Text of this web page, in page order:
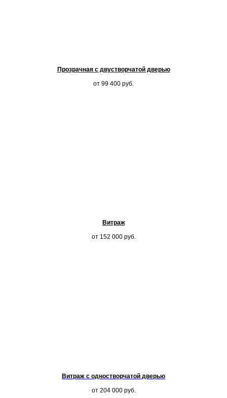
Прозрачная с двустворчатой дверью
от 99 400 руб.
Витраж
от 152 000 руб.
Витраж с одностворчатой дверью
от 204 000 руб.